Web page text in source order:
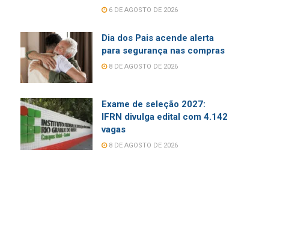
6 DE AGOSTO DE 2026
Dia dos Pais acende alerta
para segurança nas compras
8 DE AGOSTO DE 2026
Exame de seleção 2027:
IFRN divulga edital com 4.142
vagas
8 DE AGOSTO DE 2026